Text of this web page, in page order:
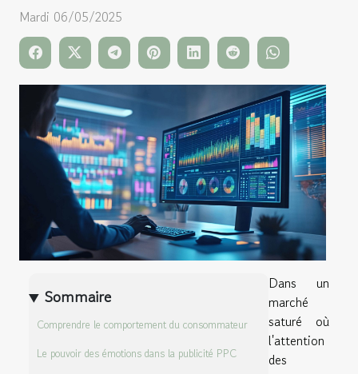
Mardi 06/05/2025
Sommaire
Comprendre le comportement du consommateur
Le pouvoir des émotions dans la publicité PPC
Dans un
marché
saturé où
l'attention
des